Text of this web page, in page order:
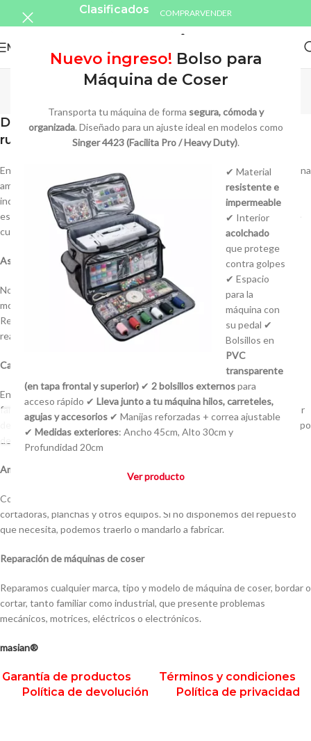
Nuevo ingreso! Bolso para
Máquina de Coser
Transporta tu máquina de forma segura, cómoda y
organizada. Diseñado para un ajuste ideal en modelos como
Singer 4423 (Facilita Pro / Heavy Duty).
✔ Material
resistente e
impermeable
✔ Interior
acolchado
que protege
contra golpes
✔ Espacio
para la
máquina con
su pedal ✔
Bolsillos en
PVC
transparente
(en tapa frontal y superior) ✔ 2 bolsillos externospara
acceso rápido ✔ Lleva junto a tu máquina hilos, carreteles,
agujas y accesorios ✔ Manijas reforzadas + correa ajustable
✔ Medidas exteriores: Ancho 45cm, Alto 30cm y
Profundidad 20cm
Ver producto
Clasificados COMPRARVENDER
MENU
Nosotros
Home Nosotros
Desde 1987, casi 40 años de trayectoria en el
rubro textil
En
, nos dedicamos exclusivamente al rubro textil, ofreciendo una
amplia gama de productos como máquinas de coser familiares e
industriales, bordadoras, cortadoras de tela, planchas y más. Nuestra
especialización incluye la venta, reparación, repuestos y accesorios de
cualquier marca y modelo.
Asesoramiento honesto y preciso
Nos distinguimos por brindar un asesoramiento honesto y preciso al
momento de recomendar una máquina de coser u otro equipo.
Realizaremos varias consultas para evaluar cuál es la máquina que
realmente necesita.
No le venderemos algo que no le dará resultados.
Catálogo marcas reconocidas
En nuestro catálogo encontrará varias marcas de máquinas de coser
familiares e industriales de renombre, todas con un año de garantía por
defectos de fabricación. Estamos capacitados para cotizar cualquier tipo
de máquina que requiera, sin importar el trabajo que desee realizar.
Amplio stock de repuestos
Contamos con un amplio stock de repuestos para máquinas de coser,
cortadoras, planchas y otros equipos. Si no disponemos del repuesto
que necesita, podemos traerlo o mandarlo a fabricar.
Reparación de máquinas de coser
Reparamos cualquier marca, tipo y modelo de máquina de coser, bordar o
cortar, tanto familiar como industrial, que presente problemas
mecánicos, motrices, eléctricos o electrónicos.
masian®
Garantía de productos
Términos y condiciones
Política de devolución
Política de privacidad